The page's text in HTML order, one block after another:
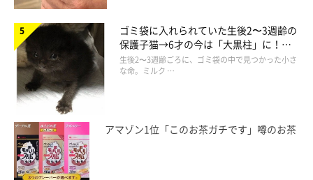
ゴミ袋に入れられていた生後2〜3週齢の
保護子猫→6才の今は「大黒柱」に！
美しい黒猫に成長した姿にグッとくる
生後2〜3週齢ごろに、ゴミ袋の中で見つかった小さ
な命。ミルク …
アマゾン1位「このお茶ガチです」噂のお茶